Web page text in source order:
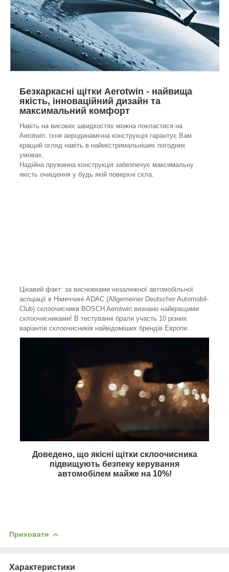
Безкаркасні щітки Aerotwin - найвища
якість, інноваційний дизайн та
максимальний комфорт
Навіть на високих швидкостях можна покластися на
Aerotwin: їхня аеродинамічна конструкція гарантує Вам
кращий огляд навіть в найекстримальніших погодних
умовах.
Надійна пружинна конструкція забезпечує максимальну
якість очищення у будь якій поверхні скла.
Цікавий факт: за висновками незалежної автомобільної
асоціації в Німеччині ADAC (Allgemeiner Deutscher Automobil-
Club) склоочисники BOSCH Aerotwin визнано найкращими
склоочисниками! В тестуванні брали участь 10 різних
варіантів склоочисників найвідоміших брендів Европи.
Доведено, що якісні щітки склоочисника
підвищують безпеку керування
автомобілем майже на 10%!
Приховати
Характеристики